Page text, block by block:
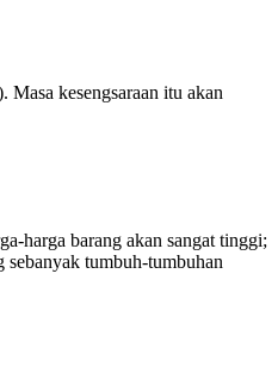
Masa kesengsaraan itu akan
harga barang akan sangat tinggi;
tumbuh-tumbuhan